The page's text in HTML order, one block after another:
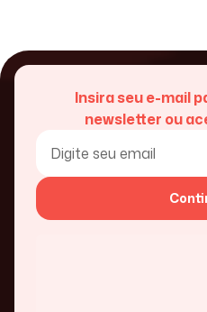
Insira seu e-mail
newsletter ou